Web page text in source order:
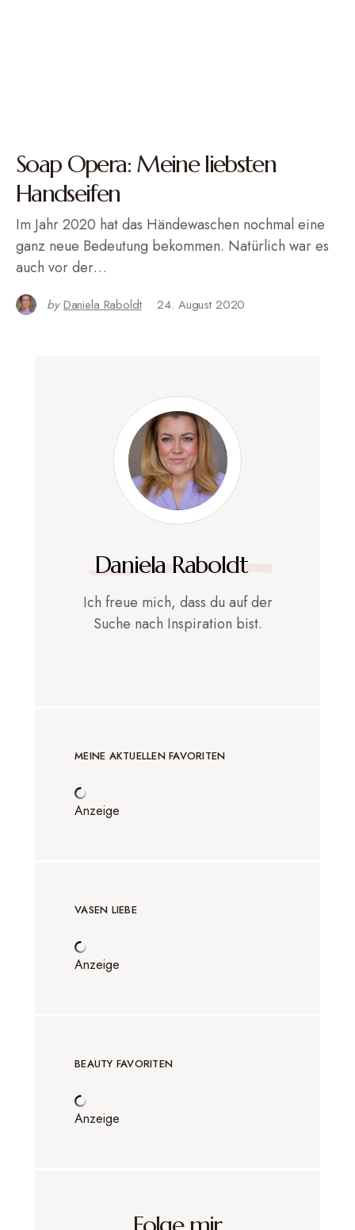
Soap Opera: Meine liebsten
Handseifen
Im Jahr 2020 hat das Händewaschen nochmal eine
ganz neue Bedeutung bekommen. Natürlich war es
auch vor der…
by Daniela Raboldt 24. August 2020
Daniela Raboldt
Ich freue mich, dass du auf der
Suche nach Inspiration bist.
MEINE AKTUELLEN FAVORITEN
Anzeige
VASEN LIEBE
Anzeige
BEAUTY FAVORITEN
Anzeige